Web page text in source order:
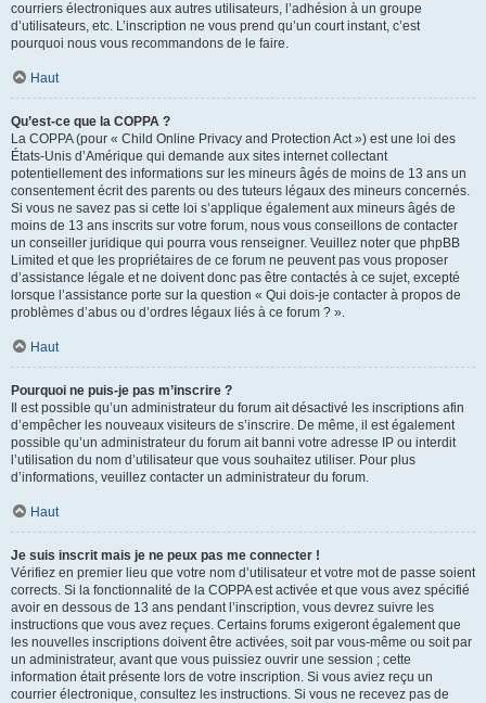
courriers électroniques aux autres utilisateurs, l’adhésion à un groupe
d’utilisateurs, etc. L’inscription ne vous prend qu’un court instant, c’est
pourquoi nous vous recommandons de le faire.
Haut
Qu’est-ce que la COPPA ?
La COPPA (pour « Child Online Privacy and Protection Act ») est une loi des
États-Unis d’Amérique qui demande aux sites internet collectant
potentiellement des informations sur les mineurs âgés de moins de 13 ans un
consentement écrit des parents ou des tuteurs légaux des mineurs concernés.
Si vous ne savez pas si cette loi s’applique également aux mineurs âgés de
moins de 13 ans inscrits sur votre forum, nous vous conseillons de contacter
un conseiller juridique qui pourra vous renseigner. Veuillez noter que phpBB
Limited et que les propriétaires de ce forum ne peuvent pas vous proposer
d’assistance légale et ne doivent donc pas être contactés à ce sujet, excepté
lorsque l’assistance porte sur la question « Qui dois-je contacter à propos de
problèmes d’abus ou d’ordres légaux liés à ce forum ? ».
Haut
Pourquoi ne puis-je pas m’inscrire ?
Il est possible qu’un administrateur du forum ait désactivé les inscriptions afin
d’empêcher les nouveaux visiteurs de s’inscrire. De même, il est également
possible qu’un administrateur du forum ait banni votre adresse IP ou interdit
l’utilisation du nom d’utilisateur que vous souhaitez utiliser. Pour plus
d’informations, veuillez contacter un administrateur du forum.
Haut
Je suis inscrit mais je ne peux pas me connecter !
Vérifiez en premier lieu que votre nom d’utilisateur et votre mot de passe soient
corrects. Si la fonctionnalité de la COPPA est activée et que vous avez spécifié
avoir en dessous de 13 ans pendant l’inscription, vous devrez suivre les
instructions que vous avez reçues. Certains forums exigeront également que
les nouvelles inscriptions doivent être activées, soit par vous-même ou soit par
un administrateur, avant que vous puissiez ouvrir une session ; cette
information était présente lors de votre inscription. Si vous aviez reçu un
courrier électronique, consultez les instructions. Si vous ne recevez pas de